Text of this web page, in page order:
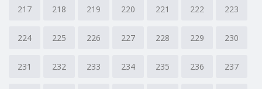
217 218 219 220 221 222 223
224 225 226 227 228 229 230
231 232 233 234 235 236 237